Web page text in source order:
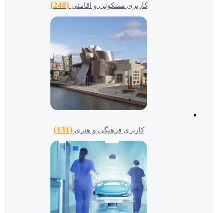
کاربری مسکونی و اقامتی (248)
کاربری فرهنگی و هنری (131)